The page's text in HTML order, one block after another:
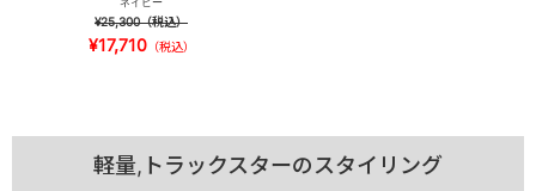
ネイビー
¥25,300（税込）
¥17,710（税込）
軽量,トラックスターのスタイリング